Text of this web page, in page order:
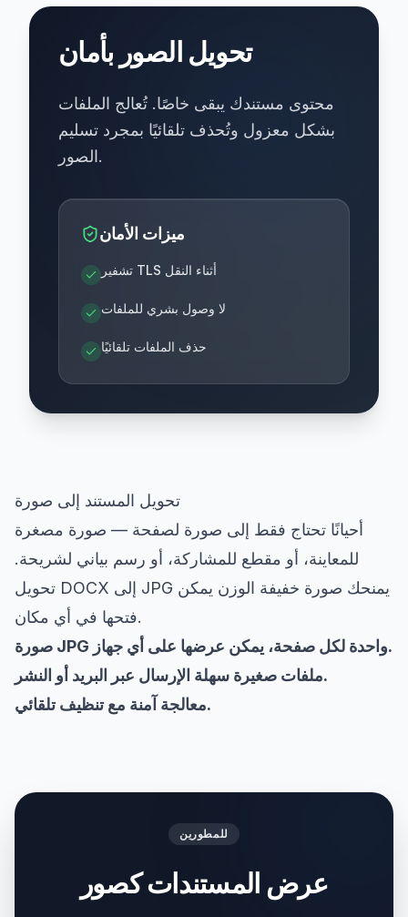
تحويل الصور بأمان
محتوى مستندك يبقى خاصًا. تُعالج الملفات
بشكل معزول وتُحذف تلقائيًا بمجرد تسليم
الصور.
ميزات الأمان
تشفير TLS أثناء النقل
لا وصول بشري للملفات
حذف الملفات تلقائيًا
تحويل المستند إلى صورة
أحيانًا تحتاج فقط إلى صورة لصفحة — صورة مصغرة
للمعاينة، أو مقطع للمشاركة، أو رسم بياني لشريحة.
تحويل DOCX إلى JPG يمنحك صورة خفيفة الوزن يمكن
فتحها في أي مكان.
صورة JPG واحدة لكل صفحة، يمكن عرضها على أي جهاز.
ملفات صغيرة سهلة الإرسال عبر البريد أو النشر.
معالجة آمنة مع تنظيف تلقائي.
للمطورين
عرض المستندات كصور